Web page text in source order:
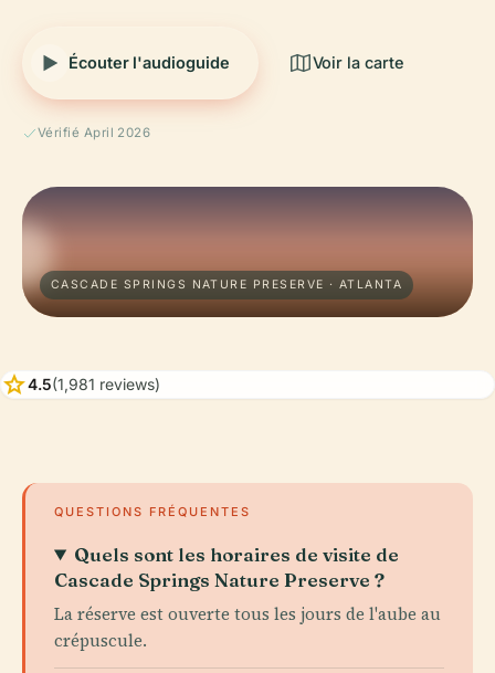
Écouter l'audioguide Voir la carte
Vérifié April 2026
CASCADE SPRINGS NATURE PRESERVE · ATLANTA
star4.5(1,981 reviews)
QUESTIONS FRÉQUENTES
Quels sont les horaires de visite de
Cascade Springs Nature Preserve ?
La réserve est ouverte tous les jours de l'aube au
crépuscule.